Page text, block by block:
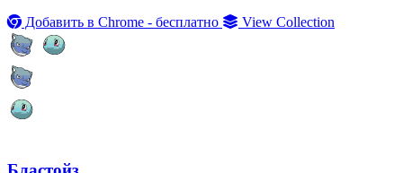
Добавить в Chrome - бесплатно
View Collection